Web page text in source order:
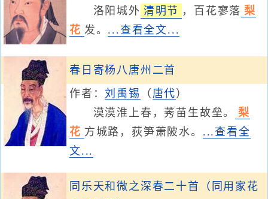
洛阳城外 清明节 ，百花寥落 梨
花 发。 ...查看全文...
春日寄杨八唐州二首
作者：刘禹锡 （ 唐代 ）
漠漠淮上春，莠苗生故垒。
梨
花 方城路，荻笋萧陂水。 ...查看全
文...
同乐天和微之深春二十首（同用家花